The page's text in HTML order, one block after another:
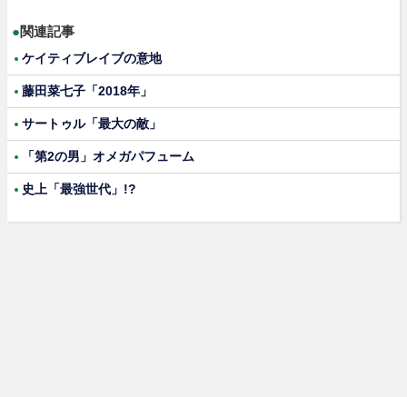
●関連記事
ケイティブレイブの意地
藤田菜七子「2018年」
サートゥル「最大の敵」
「第2の男」オメガパフューム
史上「最強世代」!?